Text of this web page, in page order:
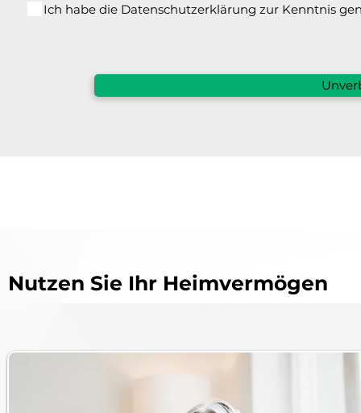
Ich habe die Datenschutzerklärung zur Kenntnis
Nutzen Sie Ihr Heimvermögen